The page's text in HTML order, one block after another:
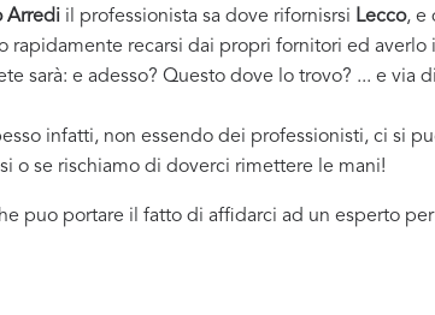
Arredi il professionista sa dove rifornisrsi Lecco, e
rapidamente recarsi dai propri fornitori ed
sarà: e adesso? Questo dove lo trovo? ... e via
infatti, non essendo dei professionisti, ci si
o se rischiamo di doverci rimettere le mani!
puo portare il fatto di affidarci ad un esperto per